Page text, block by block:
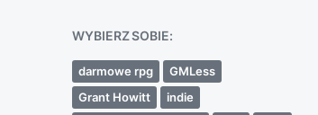
WYBIERZ SOBIE:
darmowe rpg
GMLess
Grant Howitt
indie